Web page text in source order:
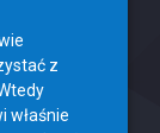
z
właśnie